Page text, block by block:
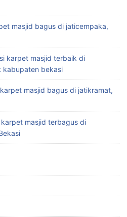
masjid bagus di jaticempaka,
karpet masjid terbaik di
kabupaten bekasi
masjid bagus di jatikramat,
masjid terbagus di